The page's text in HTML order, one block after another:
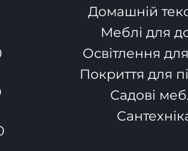
Домашній
Меблі для
Освітлення
Покриття для
Садові